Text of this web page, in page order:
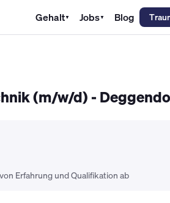
Gehalt▼ Jobs▼ Blog
(m/w/d) -
Erfahrung und Qualifikation ab